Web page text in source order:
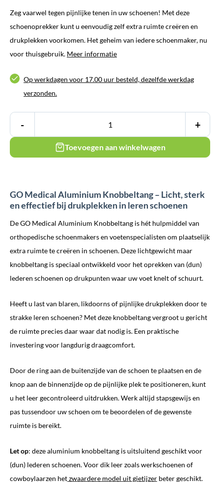
Zeg vaarwel tegen pijnlijke tenen in uw schoenen! Met deze
schoenoprekker kunt u eenvoudig zelf extra ruimte creëren en
drukplekken voorkomen. Het geheim van iedere schoenmaker, nu
voor thuisgebruik. Meer informatie
Op werkdagen voor 17.00 uur besteld, dezelfde werkdag
verzonden.
- +
Toevoegen aan winkelwagen
GO Medical Aluminium Knobbeltang – Licht, sterk
en effectief bij drukplekken in leren schoenen
De GO Medical Aluminium Knobbeltang is hét hulpmiddel van
orthopedische schoenmakers en voetenspecialisten om plaatselijk
extra ruimte te creëren in schoenen. Deze lichtgewicht maar
knobbeltang is speciaal ontwikkeld voor het oprekken van (dun)
lederen schoenen op drukpunten waar uw voet knelt of schuurt.
Heeft u last van blaren, likdoorns of pijnlijke drukplekken door te
strakke leren schoenen? Met deze knobbeltang vergroot u gericht
de ruimte precies daar waar dat nodig is. Een praktische
investering voor langdurig draagcomfort.
Door de ring aan de buitenzijde van de schoen te plaatsen en de
knop aan de binnenzijde op de pijnlijke plek te positioneren, kunt
u het leer gecontroleerd uitdrukken. Werk altijd stapsgewijs en
pas tussendoor uw schoen om te beoordelen of de gewenste
ruimte is bereikt.
Let op: deze aluminium knobbeltang is uitsluitend geschikt voor
(dun) lederen schoenen. Voor dik leer zoals werkschoenen of
cowboylaarzen hetzwaardere model uit gietijzer beter geschikt.